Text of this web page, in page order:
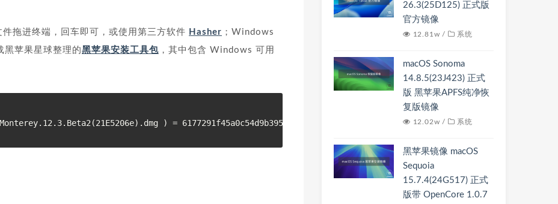
拖进终端，回车即可，或使用第三方软件 Hasher ；Windows
黑苹果星球整理的黑苹果安装工具包 ，其中包含 Windows 可用
26.3(25D125) 正式版
官方镜像
12.81w / 系统
macOS Sonoma
14.8.5(23J423) 正式
版 黑苹果APFS纯净恢
复版镜像
12.02w / 系统
黑苹果镜像 macOS
Sequoia
15.7.4(24G517) 正式
版带 OpenCore 1.0.7